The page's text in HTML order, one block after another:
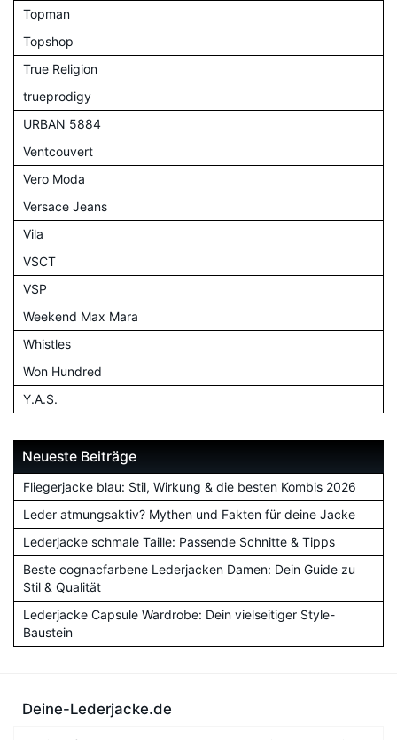
Topman
Topshop
True Religion
trueprodigy
URBAN 5884
Ventcouvert
Vero Moda
Versace Jeans
Vila
VSCT
VSP
Weekend Max Mara
Whistles
Won Hundred
Y.A.S.
Neueste Beiträge
Fliegerjacke blau: Stil, Wirkung & die besten Kombis 2026
Leder atmungsaktiv? Mythen und Fakten für deine Jacke
Lederjacke schmale Taille: Passende Schnitte & Tipps
Beste cognacfarbene Lederjacken Damen: Dein Guide zu
Stil & Qualität
Lederjacke Capsule Wardrobe: Dein vielseitiger Style-
Baustein
Deine-Lederjacke.de